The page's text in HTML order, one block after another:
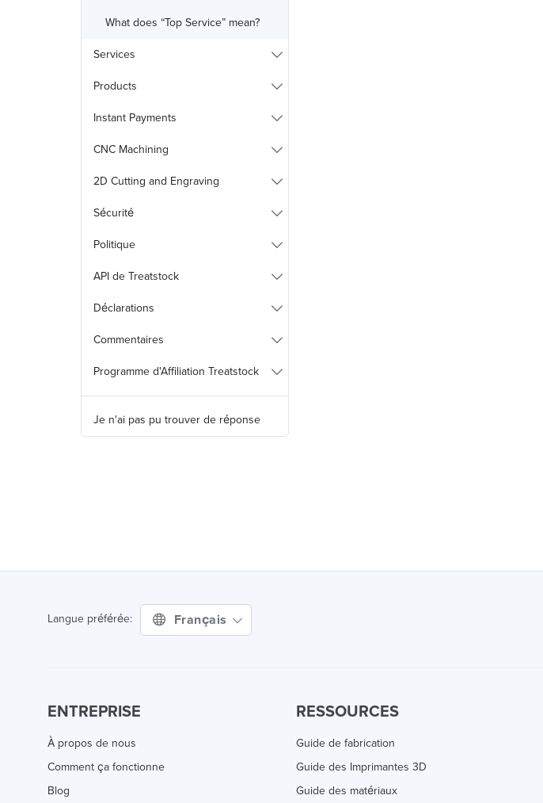
What does “Top Service” mean?
Services
Products
Instant Payments
CNC Machining
2D Cutting and Engraving
Sécurité
Politique
API de Treatstock
Déclarations
Commentaires
Programme d'Affiliation Treatstock
Je n'ai pas pu trouver de réponse
Langue préférée: Français
ENTREPRISE
À propos de nous
Comment ça fonctionne
Blog
RESSOURCES
Guide de fabrication
Guide des Imprimantes 3D
Guide des matériaux